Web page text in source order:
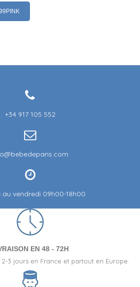
+34 917 105 552
au vendredi 09h00-18h00
EN 48 - 72H
3 jours en France et partout en Europe.